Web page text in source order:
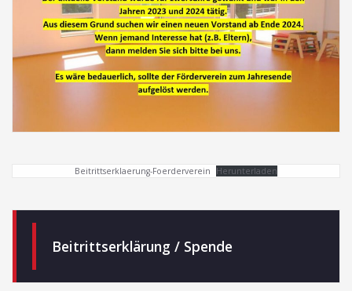
Beitrittserklaerung-Foerderverein Herunterladen
Beitrittserklärung / Spende